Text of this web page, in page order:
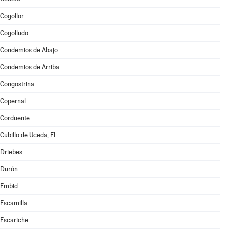
Cogollor
Cogolludo
Condemios de Abajo
Condemios de Arriba
Congostrina
Copernal
Corduente
Cubillo de Uceda, El
Driebes
Durón
Embid
Escamilla
Escariche